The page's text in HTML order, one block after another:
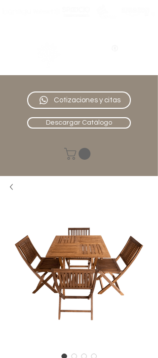
Cotizaciones y citas
Descargar Catálogo